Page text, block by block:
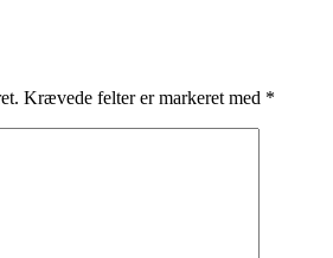
Krævede felter er markeret med *